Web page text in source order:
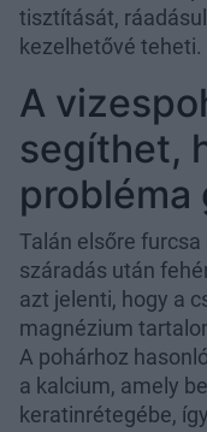
tisztítását,
kezelhetővé teheti.
A
segíthet,
probléma
Talán elsőre
száradás után
azt jelenti, hogy a
magnézium
A pohárhoz
a kalcium, amely
keratinrétegébe,